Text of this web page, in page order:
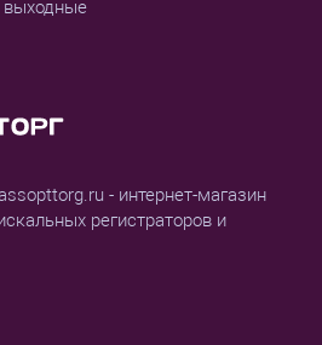
- интернет-магазин
регистраторов и
выходные